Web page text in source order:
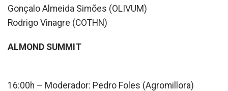
Gonçalo Almeida Simões (OLIVUM)
Rodrigo Vinagre (COTHN)
ALMOND SUMMIT
16:00h – Moderador: Pedro Foles (Agromillora)